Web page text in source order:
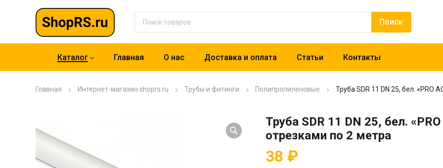
Каталог Главная О нас Доставка и оплата Статьи Контакты
Главная Интернет-магазин shoprs.ru Трубы и фитинги Полипропиленовые Труба SDR 11 DN 25, бел. «PRO
Труба SDR 11 DN 25, бел. «PRO
отрезками по 2 метра
38 ₽